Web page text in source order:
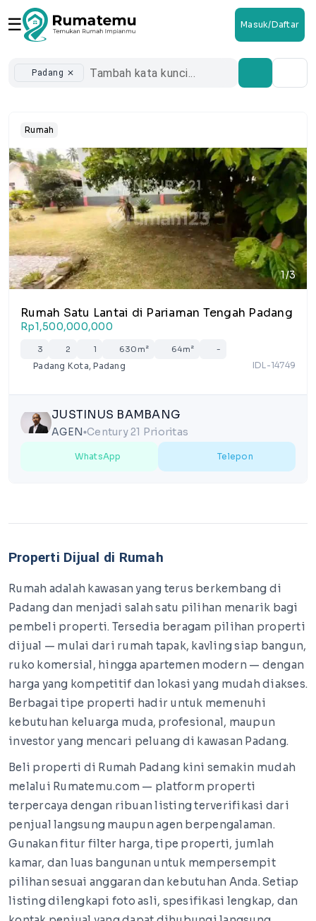
☰ Masuk/Daftar
Padang close
Rumah
1/3
Rumah Satu Lantai di Pariaman Tengah Padang
Rp1,500,000,000
3 2 1 630m² 64m² -
Padang Kota, Padang IDL-14749
JUSTINUS BAMBANG
AGEN lensCentury 21 Prioritas
WhatsApp Telepon
Properti Dijual di Rumah
Rumah adalah kawasan yang terus berkembang di
Padang dan menjadi salah satu pilihan menarik bagi
pembeli properti. Tersedia beragam pilihan properti
dijual — mulai dari rumah tapak, kavling siap bangun,
ruko komersial, hingga apartemen modern — dengan
harga yang kompetitif dan lokasi yang mudah diakses.
Berbagai tipe properti hadir untuk memenuhi
kebutuhan keluarga muda, profesional, maupun
investor yang mencari peluang di kawasan Padang.
Beli properti di Rumah Padang kini semakin mudah
melalui Rumatemu.com — platform properti
terpercaya dengan ribuan listing terverifikasi dari
penjual langsung maupun agen berpengalaman.
Gunakan fitur filter harga, tipe properti, jumlah
kamar, dan luas bangunan untuk mempersempit
pilihan sesuai anggaran dan kebutuhan Anda. Setiap
listing dilengkapi foto asli, spesifikasi lengkap, dan